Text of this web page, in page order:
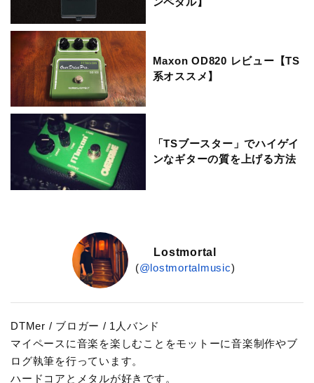
Maxon OD820 レビュー【TS
系オススメ】
「TSブースター」でハイゲイ
ンなギターの質を上げる方法
Lostmortal
(@lostmortalmusic)
DTMer / ブロガー / 1人バンド
マイペースに音楽を楽しむことをモットーに音楽制作やブ
ログ執筆を行っています。
ハードコアとメタルが好きです。